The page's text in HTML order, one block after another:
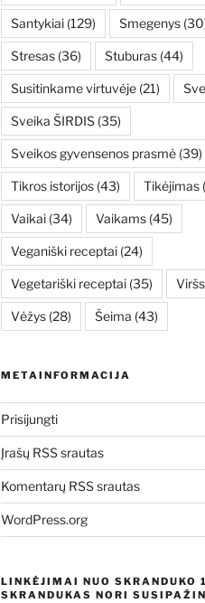
Santykiai(129) Smegenys
Stresas(36) Stuburas(44)
Susitinkame virtuvėje(21)
Sveika ŠIRDIS(35)
Sveikos gyvensenos prasmė(39)
Tikros istorijos(43) Tikėjimas
Vaikai(34) Vaikams(45)
Veganiški receptai(24)
Vegetariški receptai(35)
Vėžys(28) Šeima (43)
METAINFORMACIJA
Prisijungti
Įrašų RSS srautas
Komentarų RSS srautas
WordPress.org
LINKĖJIMAI NUO SKRANDUKO
SKRANDUKAS NORI